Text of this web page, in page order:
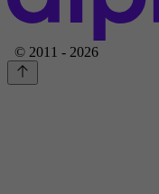
© 2011 - 2026